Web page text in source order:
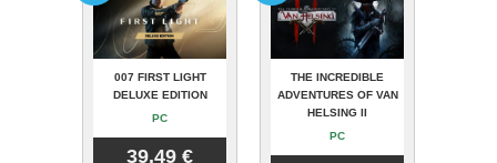
007 FIRST LIGHT
DELUXE EDITION
PC
39.49 €
THE INCREDIBLE
ADVENTURES OF VAN
HELSING II
PC